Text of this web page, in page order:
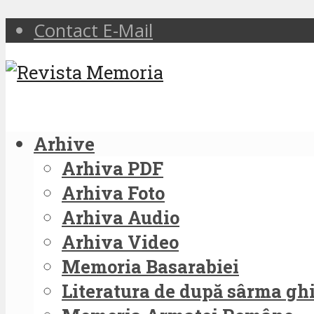
Contact E-Mail
Arhive
Arhiva PDF
Arhiva Foto
Arhiva Audio
Arhiva Video
Memoria Basarabiei
Literatura de după sârma